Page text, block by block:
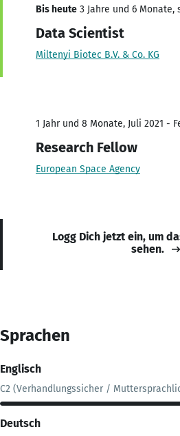
Bis heute 3 Jahre und 6 Monate,
Data Scientist
Miltenyi Biotec B.V. & Co. KG
1 Jahr und 8 Monate, Juli 2021 -
Research Fellow
European Space Agency
Logg Dich jetzt ein, um
sehen.
Sprachen
Englisch
C2 (Verhandlungssicher /
Deutsch